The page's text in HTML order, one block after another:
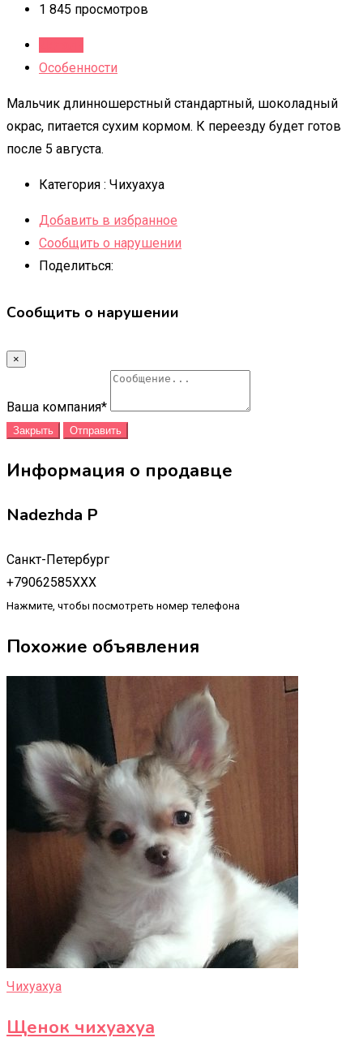
1 845 просмотров
Особенности
Мальчик длинношерстный стандартный, шоколадный
окрас, питается сухим кормом. К переезду будет готов
после 5 августа.
Категория : Чихуахуа
Добавить в избранное
Сообщить о нарушении
Поделиться:
Сообщить о нарушении
×
Ваша компания*
Закрыть Отправить
Информация о продавце
Nadezhda P
Санкт-Петербург
+79062585XXX
Нажмите, чтобы посмотреть номер телефона
Похожие объявления
Чихуахуа
Щенок чихуахуа